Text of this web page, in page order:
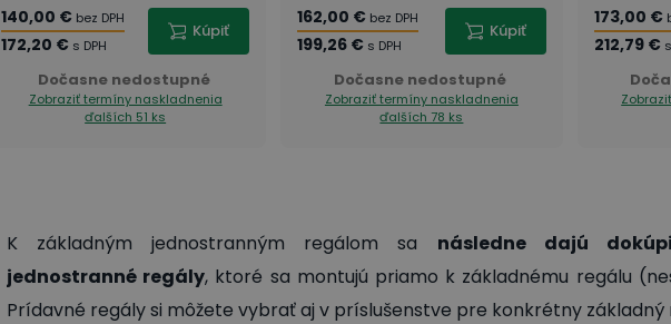
140,00 € bez DPH
172,20 € s DPH
Kúpiť
Dočasne nedostupné
Zobraziť termíny naskladnenia
ďalších 51 ks
162,00 € bez DPH
199,26 € s DPH
Kúpiť
Dočasne nedostupné
Zobraziť termíny naskladnenia
ďalších 78 ks
173,00 €
212,79 €
K základným jednostranným regálom sa následne dajú
jednostranné regály, ktoré sa montujú priamo k základnému regálu
Prídavné regály si môžete vybrať aj v príslušenstve pre konkrétny základný